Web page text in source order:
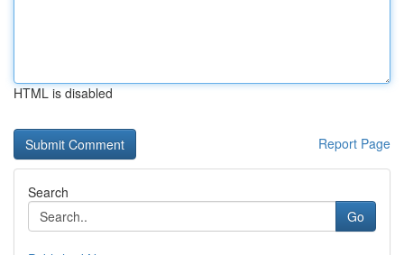
HTML is disabled
Report Page
Search
Go